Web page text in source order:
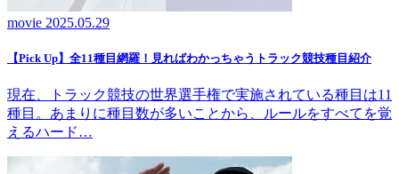
movie 2025.05.29
【Pick Up】全11種目網羅！見ればわかっちゃうトラック競技種目紹介
現在、トラック競技の世界選手権で実施されている種目は11
種目。あまりに種目数が多いことから、ルールをすべてを覚
えるハード…